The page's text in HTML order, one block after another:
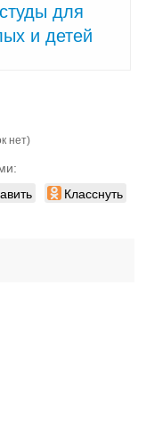
для
и детей
нет)
Класснуть